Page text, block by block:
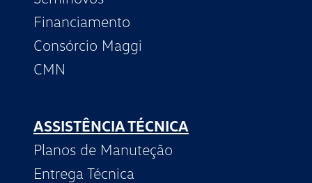
Financiamento
Consórcio Maggi
CMN
ASSISTÊNCIA TÉCNICA
Planos de Manuteção
Entrega Técnica